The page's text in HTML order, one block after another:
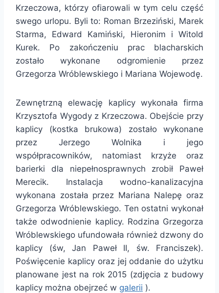
Krzeczowa, którzy ofiarowali w tym celu część
swego urlopu. Byli to: Roman Brzeziński, Marek
Starma, Edward Kamiński, Hieronim i Witold
Kurek. Po zakończeniu prac blacharskich
zostało wykonane odgromienie przez
Grzegorza Wróblewskiego i Mariana Wojewodę.
Zewnętrzną elewację kaplicy wykonała firma
Krzysztofa Wygody z Krzeczowa. Obejście przy
kaplicy (kostka brukowa) zostało wykonane
przez Jerzego Wolnika i jego
współpracowników, natomiast krzyże oraz
barierki dla niepełnosprawnych zrobił Paweł
Merecik. Instalacja wodno-kanalizacyjna
wykonana została przez Mariana Nalepę oraz
Grzegorza Wróblewskiego. Ten ostatni wykonał
także odwodnienie kaplicy. Rodzina Grzegorza
Wróblewskiego ufundowała również dzwony do
kaplicy (św, Jan Paweł II, św. Franciszek).
Poświęcenie kaplicy oraz jej oddanie do użytku
planowane jest na rok 2015 (zdjęcia z budowy
kaplicy można obejrzeć w galerii ).